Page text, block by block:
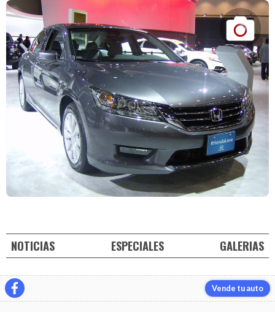
NOTICIAS ESPECIALES GALERIAS
Vende tu auto